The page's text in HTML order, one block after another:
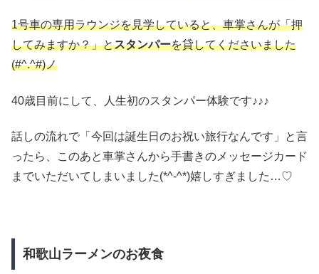
1号車の専用ラウンジを見学していると、車掌さんが「押
してみますか？」とスタンパーを貸してくださいました
(#^.^#)ノ
40歳目前にして、人生初のスタンパー体験です♪♪♪
話しの流れで「今回は誕生日のお祝い旅行なんです」と言
ったら、このあと車掌さんから手書きのメッセージカード
までいただいてしまいました(*^-^*)嬉しすぎました…♡
和歌山ラーメンのお夜食